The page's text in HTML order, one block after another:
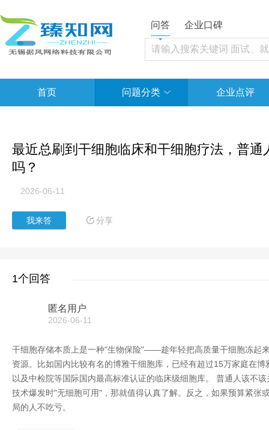
问答 企业口碑
首页 问题分类 企业点评
最近总刷到干细胞临床和干细胞疗法，普
吗？
2026-06-11
我来答 分享
1个回答
匿名用户
2026-06-11
干细胞存储本质上是一种"生物保险"——趁年轻把高质量干细胞冻起
资源。比如国内比较有名的博雅干细胞库，已经有超过15万家庭在
以及中检院等国际国内最高标准认证的临床级细胞库。 普通人该不
技术爆发时"无细胞可用"，那就值得认真了解。反之，如果预算紧
局的人不吃亏。